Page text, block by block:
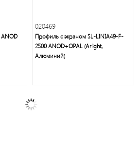
ANOD
020469
Профиль с экраном SL-LINIA49-F-
2500 ANOD+OPAL (Arlight,
Алюминий)